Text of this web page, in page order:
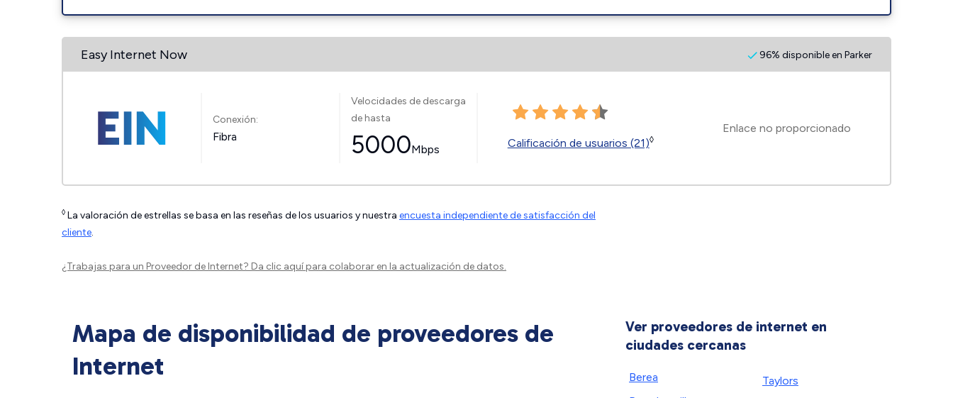
Easy Internet Now 96% disponible en Parker
Conexión:
Fibra
Velocidades de descarga
de hasta
5000Mbps Calificación de usuarios (21)◊
Enlace no proporcionado
◊ La valoración de estrellas se basa en las reseñas de los usuarios y nuestra encuesta independiente de satisfacción del
cliente.
¿Trabajas para un Proveedor de Internet? Da clic aquípara colaborar en la actualización de datos.
Mapa de disponibilidad de proveedores de
Internet
Ver proveedores de internet en
ciudades cercanas
Berea
Taylors